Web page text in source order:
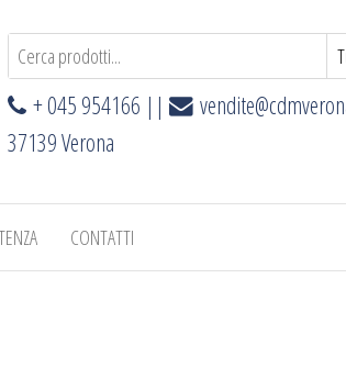
+ 045 954166 ||
37139 Verona
CONTATTI